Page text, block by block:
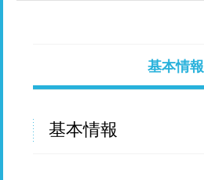
基本情報
基本情報